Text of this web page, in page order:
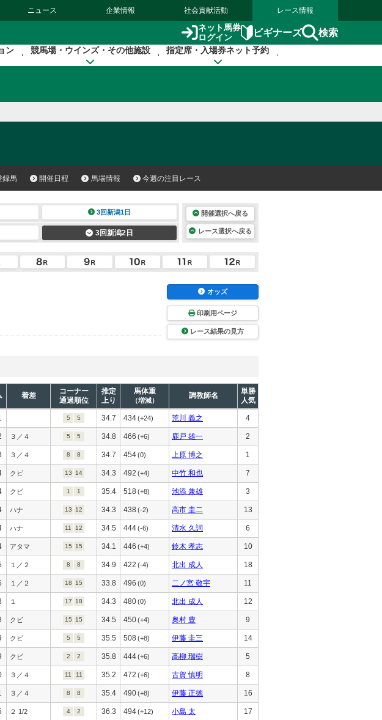
ニュース 企業情報 社会貢献活動 レース情報
ネット馬券
ログイン
ビギナーズ 検索
ン 競馬場・ウインズ・その他施設 指定席・入場券ネット予約
録馬 開催日程 馬場情報 今週の注目レース
3回新潟1日
3回新潟2日
開催選択へ戻る
レース選択へ戻る
オッズ
印刷用ページ
レース結果の見方
着差
コーナー
通過順位
推定
上り
馬体重
（増減）
調教師名
単勝
人気
5 5 34.7 434(+24) 荒川 義之 4
３／４ 5 5 34.8 466 (+6) 鹿戸 雄一 2
３／４ 8 8 34.7 454(0) 上原 博之 1
クビ 13 14 34.3 492 (+4) 中竹 和也 7
クビ 1 1 35.4 518(+8) 池添 兼雄 3
ハナ 13 12 34.3 438 (-2) 高市 圭二 13
ハナ 11 12 34.5 444(-6) 清水 久詞 6
アタマ 15 15 34.1 446 (+4) 鈴木 孝志 10
１／２ 8 8 34.9 422 (-4) 北出 成人 18
１／２ 18 15 33.8 496 (0) 二ノ宮 敬宇 11
１ 17 18 34.3 480(0) 北出 成人 12
クビ 15 15 34.5 450(+4) 奥村 豊 9
クビ 5 5 35.5 508(+8) 伊藤 圭三 14
クビ 2 2 35.8 444(+6) 高柳 瑞樹 5
３／４ 11 11 35.2 472 (+6) 古賀 慎明 8
３／４ 8 8 35.4 490(+8) 伊藤 正徳 16
２ 1/2 4 2 36.3 494(+12) 小島 太 17